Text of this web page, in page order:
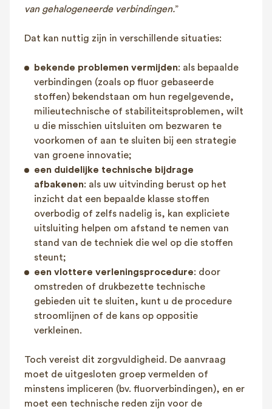
van gehalogeneerde verbindingen.”
Dat kan nuttig zijn in verschillende situaties:
bekende problemen vermijden: als bepaalde
verbindingen (zoals op fluor gebaseerde
stoffen) bekendstaan om hun regelgevende,
milieutechnische of stabiliteitsproblemen, wilt
u die misschien uitsluiten om bezwaren te
voorkomen of aan te sluiten bij een strategie
van groene innovatie;
een duidelijke technische bijdrage
afbakenen: als uw uitvinding berust op het
inzicht dat een bepaalde klasse stoffen
overbodig of zelfs nadelig is, kan expliciete
uitsluiting helpen om afstand te nemen van
stand van de techniek die wel op die stoffen
steunt;
een vlottere verleningsprocedure: door
omstreden of drukbezette technische
gebieden uit te sluiten, kunt u de procedure
stroomlijnen of de kans op oppositie
verkleinen.
Toch vereist dit zorgvuldigheid. De aanvraag
moet de uitgesloten groep vermelden of
minstens impliceren (bv. fluorverbindingen), en er
moet een technische reden zijn voor de